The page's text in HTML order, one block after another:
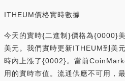
ITHEUM價格實時數據
今天的實時{二進制}價格為{0000}
美元。我們實時更新ITHEUM到美
時內上漲了{0002}。當前
用的實時市值。流通供應不可用，